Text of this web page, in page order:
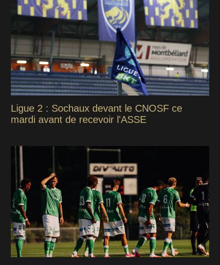
Ligue 2 : Sochaux devant le CNOSF ce
mardi avant de recevoir l'ASSE